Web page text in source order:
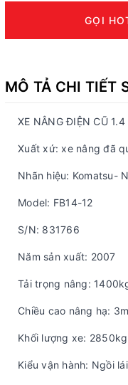
GỌI
MÔ TẢ CHI TIẾT
XE NÂNG ĐIỆN CŨ
​Xuất xứ: xe nâng đã
Nhãn hiệu: Komatsu-
Model: FB14-12
S/N: 831766
Năm sản xuất: 2007
Tải trọng nâng:
Chiều cao nâng hạ: 3m
Khối lượng xe: 2850kg
Kiểu vận hành: Ngồi lái